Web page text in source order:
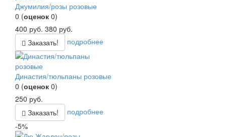
Джумилия/розы розовые
0 (оценок 0)
400 руб. 380 руб.
Заказать!
подробнее
Династия/тюльпаны розовые
0 (оценок 0)
250 руб.
Заказать!
подробнее
-5%